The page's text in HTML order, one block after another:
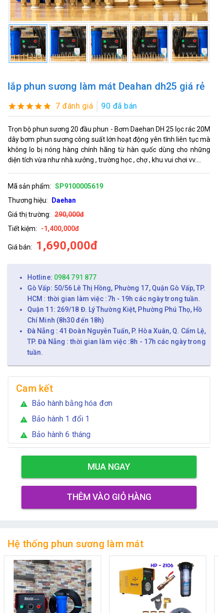
lắp phun sương làm mát Deahan dh25 giá rẻ
7 đánh giá 90 đã bán
Trọn bộ phun sương 20 đầu phun - Bơm Daehan DH 25 lọc rác 20M
dây bơm phun sương công suất lớn hoạt động yên tĩnh liên tục mà
không lo bị nóng hàng chính hãng từ hàn quốc dùng cho những
diện tích vừa như nhà xưởng , trường học , chợ , khu vui chơi vv....
Mã sản phẩm: SP9100005619
Thương hiệu:
Daehan
Giá thị trường: 290,000đ
Tiết kiệm:
-1,400,000đ
Giá bán: 1,690,000đ
Hotline: 0984 791 877
Gò Vấp: 50/56 Lê Thị Hồng, Phường 17, Quận Gò Vấp, TP.
HCM : thời gian làm việc :7h - 19h các ngày trong tuần.
Quận 11: 269/18 Đ. Lý Thường Kiệt, Phường Phú Thọ, Hồ
Chí Minh (8h30 đến 18h)
Đà Nẵng : 41 Đoàn Nguyễn Tuấn, P. Hòa Xuân, Q. Cẩm Lệ,
TP. Đà Nẵng : thời gian làm việc :8h - 17h các ngày trong
tuần.
Cam kết
warning Bảo hành bằng hóa đơn
warning Bảo hành 1 đổi 1
warning Bảo hành 6 tháng
MUA NGAY
THÊM VÀO GIỎ HÀNG
Hệ thống phun sương làm mát